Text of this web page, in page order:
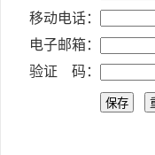
移动电话：
电子邮箱：
验证 码：